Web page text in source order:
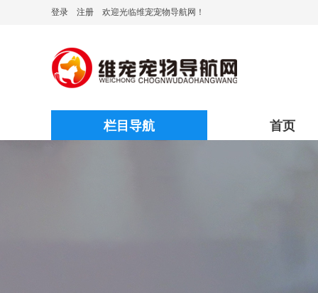
登录 注册 欢迎光临维宠宠物导航网！
栏目导航 首页